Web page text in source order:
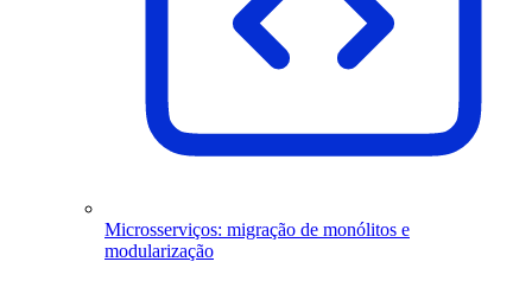
Microsserviços: migração de monólitos e
modularização